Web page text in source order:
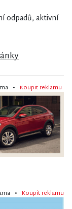
odpadů, aktivní
• Koupit reklamu
• Koupit reklamu